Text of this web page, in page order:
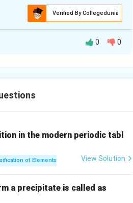
Verified By Collegedunia
0 0
in the modern periodic tabl
of Elements View Solution
a precipitate is called as